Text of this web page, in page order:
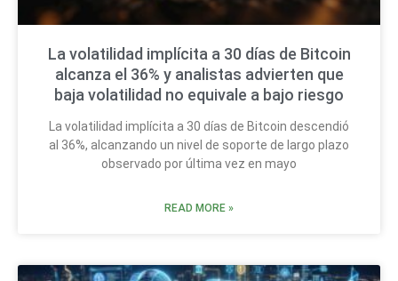
La volatilidad implícita a 30 días de Bitcoin
alcanza el 36% y analistas advierten que
baja volatilidad no equivale a bajo riesgo
La volatilidad implícita a 30 días de Bitcoin descendió
al 36%, alcanzando un nivel de soporte de largo plazo
observado por última vez en mayo
READ MORE »